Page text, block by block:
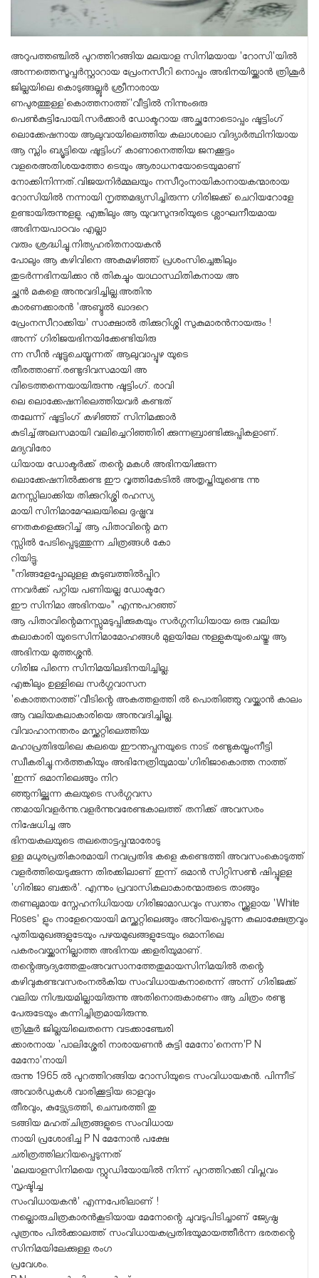
അറുപത്തഞ്ചിൽ പുറത്തിറങ്ങിയ മലയാള സിനിമയായ 'റോസി'യിൽ
അന്നത്തെസൂപ്പർസ്റ്റാറായ പ്രേംനസീറി നൊപ്പം അഭിനയിയ്ക്കാൻ ത്രിശൂർ
ജില്ലയിലെ കൊടുങ്ങല്ലൂർ ശ്രീനാരായ
ണപുരത്തുള്ള'കൊത്തനാത്ത്'വീട്ടിൽ നിന്നുംഒരു
പെൺകുട്ടിപോയി.സർക്കാർ ഡോക്ടറായ അച്ഛനോടൊപ്പം ഷൂട്ടിംഗ്
ലൊക്കേഷനായ ആലുവായിലെത്തിയ കലാശാലാ വിദ്യാർത്ഥിനിയായ
ആ സ്ലിം ബ്യൂട്ടിയെ ഷൂട്ടിംഗ് കാണാനെത്തിയ ജനക്കൂട്ടം
വളരെഅതിശയത്തോ ടെയും ആരാധനയോടെയുമാണ്
നോക്കിനിന്നത്.വിജയനിർമ്മലയും നസീറുംനായികാനായകന്മാരായ
റോസിയിൽ നന്നായി നൃത്തമഭ്യസിച്ചിരുന്ന ഗിരിജക്ക് ചെറിയറോളേ
ഉണ്ടായിരുന്നുളളു. എങ്കിലും ആ യുവസുന്ദരിയുടെ ശ്ലാഘനീയമായ
അഭിനയപാഠവം എല്ലാ
വരും ശ്രദ്ധിച്ചു.നിത്യഹരിതനായകൻ
പോലും ആ കഴിവിനെ അകമഴിഞ്ഞ് പ്രശംസിച്ചെങ്കിലും
തുടർന്നഭിനയിക്കാ ൻ തികച്ചും യാഥാസ്ഥിതികനായ അ
ച്ഛൻ മകളെ അനുവദിച്ചില്ല.അതിനു
കാരണക്കാരൻ 'അബ്ദുൽ ഖാദറെ
പ്രേംനസീറാക്കിയ' സാക്ഷാൽ തിക്കുറിശ്ശി സുകുമാരൻ​നായരും !
അന്ന് ഗിരിജയഭിനയിക്കേണ്ടിയിരു
ന്ന സീൻ ഷൂട്ടുചെയ്യുന്നത് ആലുവാപ്പുഴ യുടെ
തീരത്താണ്.രണ്ടുദിവസമായി അ
വിടെത്തന്നെയായിരുന്നു ഷൂട്ടിംഗ്. രാവി
ലെ ലൊക്കേഷനിലെത്തിയവർ കണ്ടത്
തലേന്ന് ഷൂട്ടിംഗ് കഴിഞ്ഞ് സിനിമക്കാർ
കുടിച്ച്അലസമായി വലിച്ചെറിഞ്ഞിരി ക്കുന്നബ്രാണ്ടിക്കുപ്പികളാണ്.
മദ്യവിരോ
ധിയായ ഡോക്ടർക്ക് തന്റെ മകൾ അഭിനയിക്കുന്ന
ലൊക്കേഷനിൽക്കണ്ട ഈ വൃത്തികേടിൽ അതൃപ്തിയുണ്ടെ ന്നു
മനസ്സിലാക്കിയ തിക്കുറിശ്ശി രഹസ്യ
മായി സിനിമാമേഘലയിലെ ദുഷ്പ്രവ
ണതകളെക്കുറിച്ച് ആ പിതാവിന്റെ മന
സ്സിൽ പേടിപ്പെടുത്തുന്ന ചിത്രങ്ങൾ കോ
റിയിട്ടു.
"നിങ്ങളേപ്പോലുളള കുടുബത്തിൽപ്പിറ
ന്നവർക്ക് പറ്റിയ പണിയല്ല ഡോക്ടറേ
ഈ സിനിമാ അഭിനയം" എന്നുപറഞ്ഞ്
ആ പിതാവിന്റെമനസ്സുമടുപ്പിക്കുകയും സർഗ്ഗനിധിയായ ഒരു വലിയ
കലാകാരി യുടെസിനിമാമോഹങ്ങൾ മുളയിലേ നുള്ളുകയുംചെയ്തു ആ
അഭിനയ മുത്തശ്ശൻ.
ഗിരിജ പിന്നെ സിനിമയിലഭിനയിച്ചില്ല.
എങ്കിലും ഉള്ളിലെ സർഗ്ഗവാസന
'കൊത്തനാത്ത്'വീടിന്റെ അകത്തളത്തി ൽ പൊതിഞ്ഞു വയ്ക്കാൻ കാലം
ആ വലിയകലാകാരിയെ അനുവദിച്ചില്ല.
വിവാഹാനന്തരം മസ്ക്കറ്റിലെത്തിയ
മഹാപ്രതിഭയിലെ കലയെ ഈന്തപ്പനയുടെ നാട് രണ്ടുകയ്യുംനീട്ടി
സ്വീകരിച്ചു.നർത്തകിയും അഭിനേത്രിയുമായ'ഗിരിജാകൊത്ത നാത്ത്
'ഇന്ന് ഒമാനിലെങ്ങും നിറ
ഞ്ഞുനില്ക്കുന്ന കലയുടെ സർഗ്ഗവസ
ന്തമായിവളർന്നു.വളർന്നുവരേണ്ടകാലത്ത് തനിക്ക് അവസരം
നിഷേധിച്ച അ
ഭിനയകലയുടെ തലതൊട്ടപ്പന്മാരോടു
ള്ള മധുരപ്രതികാരമായി നവപ്രതിഭ കളെ കണ്ടെത്തി അവസംകൊടുത്ത്
വളർത്തിയെടുക്കുന്ന തിരക്കിലാണ് ഇന്ന് ഒമാൻ സിറ്റിസൺ ഷിപ്പുളള
'ഗിരിജാ ബക്കർ'. എന്നും പ്രവാസികലാകാരന്മാരുടെ താങ്ങും
തണലുമായ സ്നേഹനിധിയായ ഗിരിജാമാഡവും സ്വന്തം സ്ക്കൂളായ 'White
Roses' ളും നാളേറെയായി മസ്ക്കറ്റിലെങ്ങും അറിയപ്പെടുന്ന കലാക്ഷേത്രവും
പുതിയമുഖങ്ങളുടേയും പഴയമുഖങ്ങളുടേയും ഒമാനിലെ
പകരംവയ്ക്കാനില്ലാത്ത അഭിനയ ക്കളരിയുമാണ്.
തന്റെആദ്യത്തേതുംഅവസാനത്തേതുമായസിനിമയിൽ തന്റെ
കഴിവുകണ്ടവസരംനൽകിയ സംവിധായകനാരെന്ന് അന്ന് ഗിരിജക്ക്
വലിയ നിശ്ചയമില്ലായിരുന്നു അതിനൊരുകാരണം ആ ചിത്രം രണ്ടു
പേരുടേയും കന്നിച്ചിത്രമായിരുന്നു.
ത്രിശൂർ ജില്ലയിലെതന്നെ വടക്കാഞ്ചേരി
ക്കാരനായ 'പാലിശ്ശേരി നാരായണൻ കുട്ടി മേനോ'നെന്ന'P N
മേനോ'നായി
രുന്നു 1965 ൽ പുറത്തിറങ്ങിയ റോസിയുടെ സംവിധായകൻ. പിന്നീട്
അവാർഡുകൾ വാരിക്കൂട്ടിയ ഓളവും
തീരവും, കുട്ട്യേടത്തി, ചെമ്പരത്തി തു
ടങ്ങിയ മഹത്ചിത്രങ്ങളുടെ സംവിധായ
നായി പ്രശോഭിച്ച P N മേനോൻ പക്ഷേ
ചരിത്രത്തിലറിയപ്പെടുന്നത്
'മലയാളസിനിമയെ സ്റ്റുഡിയോയിൽ നിന്ന് പുറത്തിറക്കി വിപ്ലവം
സൃഷ്ടിച്ച
സംവിധായകൻ' എന്നപേരിലാണ് !
നല്ലൊരുചിത്രകാരൻകൂടിയായ മേനോന്റെ ചുവടുപിടിച്ചാണ് ജ്യേഷ്ഠ
പുത്രനും പിൽക്കാലത്ത് സംവിധായകപ്രതിഭയുമായത്തീർന്ന ഭരതന്റെ
സിനിമയിലേക്കുള്ള രംഗ
പ്രവേശം.